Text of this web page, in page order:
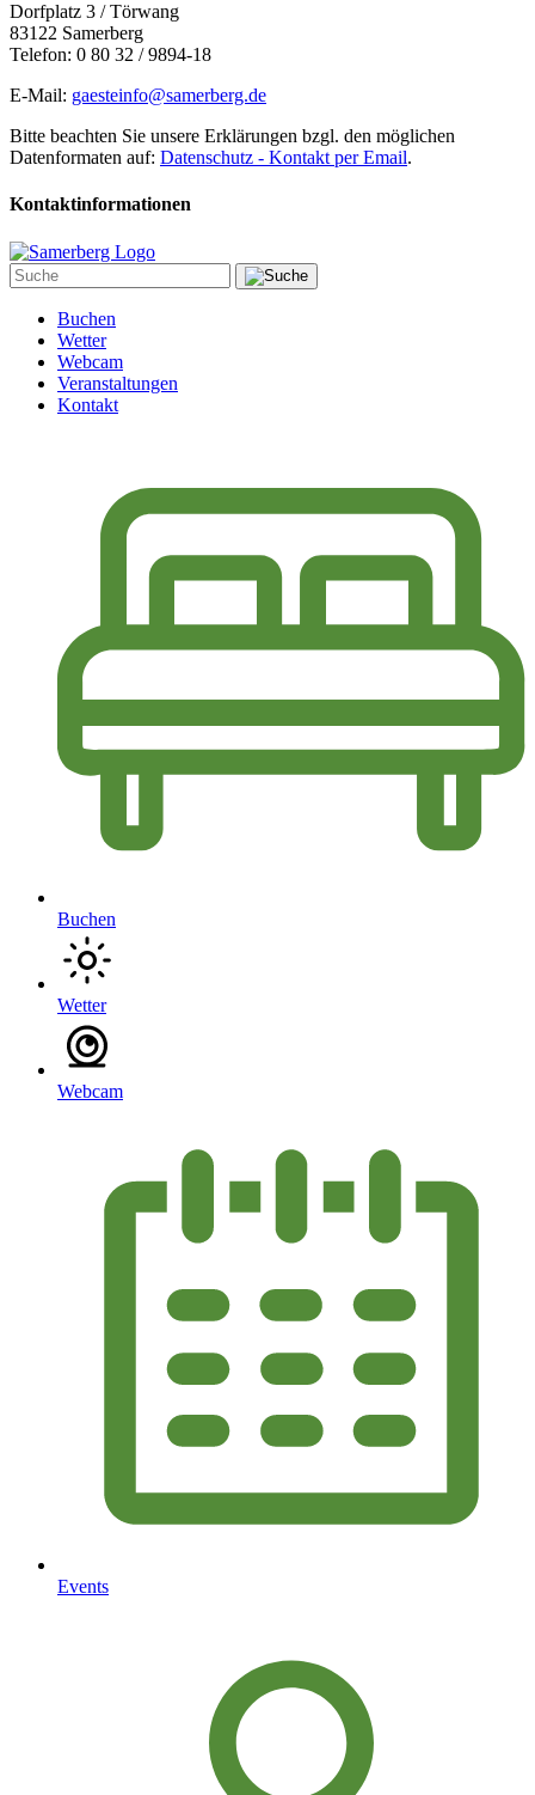
Dorfplatz 3 / Törwang
83122 Samerberg
Telefon: 0 80 32 / 9894-18
E-Mail: gaesteinfo@samerberg.de
Bitte beachten Sie unsere Erklärungen bzgl. den möglichen
Datenformaten auf: Datenschutz - Kontakt per Email.
Kontaktinformationen
Buchen
Wetter
Webcam
Veranstaltungen
Kontakt
Buchen
Wetter
Webcam
Events